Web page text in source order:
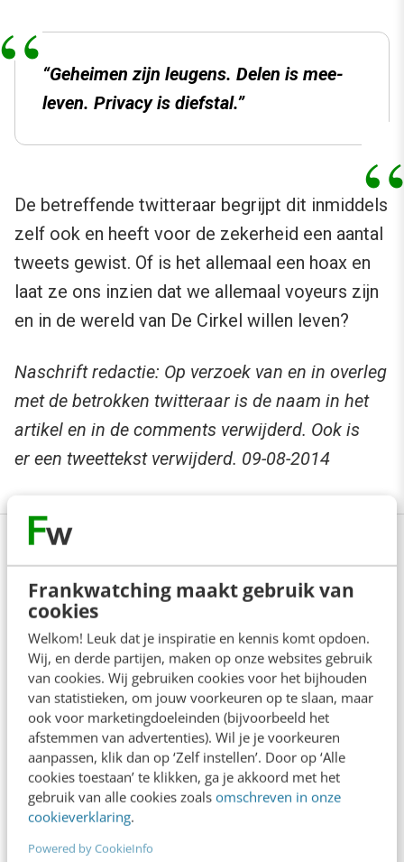
Frankwatching maakt gebruik van
cookies
Welkom! Leuk dat je inspiratie en kennis komt opdoen.
Wij, en derde partijen, maken op onze websites gebruik
van cookies. Wij gebruiken cookies voor het bijhouden
van statistieken, om jouw voorkeuren op te slaan, maar
ook voor marketingdoeleinden (bijvoorbeeld het
afstemmen van advertenties). Wil je je voorkeuren
aanpassen, klik dan op ‘Zelf instellen’. Door op ‘Alle
cookies toestaan’ te klikken, ga je akkoord met het
gebruik van alle cookies zoals omschreven in onze
cookieverklaring.
Powered by CookieInfo
“Geheimen zijn leugens. Delen is mee-
leven. Privacy is diefstal.”
De betreffende twitteraar begrijpt dit inmiddels
zelf ook en heeft voor de zekerheid een aantal
tweets gewist. Of is het allemaal een hoax en
laat ze ons inzien dat we allemaal voyeurs zijn
en in de wereld van De Cirkel willen leven?
Naschrift redactie: Op verzoek van en in overleg
met de betrokken twitteraar is de naam in het
artikel en in de comments verwijderd. Ook is
er een tweettekst verwijderd. 09-08-2014
Opleiding Social media: over
marketing, advertising & analytics
Wil jij een sterke social strategie opzetten? En
nieuwe leads en klanten vinden via kanalen als
Instagram, Facebook en LinkedIn? Leer in 6 dagen de
basis van socialmedia-marketing, -advertising en -
analytics in onze opleiding Social media. Hierin krijg
je handvatten om de juiste social KPI´s te
formuleren, je naamsbekendheid en bereik te
vergroten (zowel paid als organisch) en je resultaten